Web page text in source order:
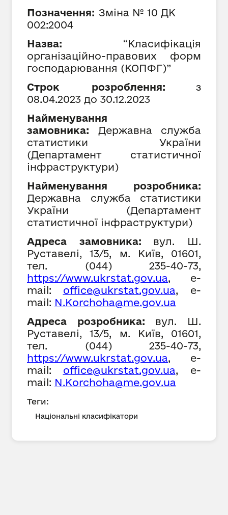
Позначення: Зміна № 10 ДК
002:2004
Назва:
“Класифікація
організаційно-правових форм
господарювання (КОПФГ)”
Строк розроблення:
з
08.04.2023 до 30.12.2023
Найменування
замовника: Державна служба
статистики України
(Департамент статистичної
інфраструктури)
Найменування розробника:
Державна служба статистики
України (Департамент
статистичної інфраструктури)
Адреса замовника:
вул. Ш.
Руставелі, 13/5, м. Київ, 01601,
тел. (044) 235-40-73,
https://www.ukrstat.gov.ua, е-
mail:
office@ukrstat.gov.ua, е-
mail: N.Korchoha@me.gov.ua
Адреса розробника:
вул. Ш.
Руставелі, 13/5, м. Київ, 01601,
тел. (044) 235-40-73,
https://www.ukrstat.gov.ua, е-
mail:
office@ukrstat.gov.ua, е-
mail: N.Korchoha@me.gov.ua
Теги:
Національні класифікатори